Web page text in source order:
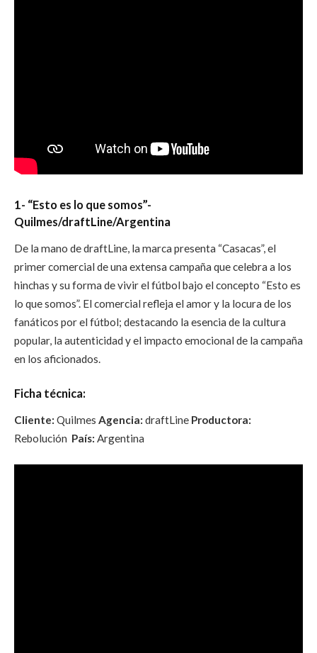
1- “Esto es lo que somos”-
Quilmes/draftLine/Argentina
De la mano de draftLine, la marca presenta “Casacas”, el
primer comercial de una extensa campaña que celebra a los
hinchas y su forma de vivir el fútbol bajo el concepto “Esto es
lo que somos”. El comercial refleja el amor y la locura de los
fanáticos por el fútbol; destacando la esencia de la cultura
popular, la autenticidad y el impacto emocional de la campaña
en los aficionados.
Ficha técnica:
Cliente: Quilmes Agencia: draftLine Productora:
Rebolución País: Argentina